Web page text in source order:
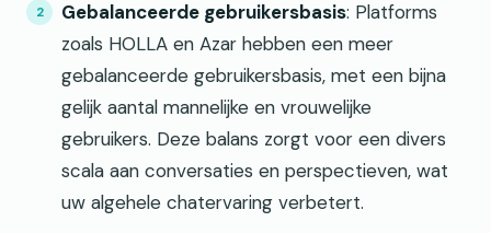
Gebalanceerde gebruikersbasis: Platforms
zoals HOLLA en Azar hebben een meer
gebalanceerde gebruikersbasis, met een bijna
gelijk aantal mannelijke en vrouwelijke
gebruikers. Deze balans zorgt voor een divers
scala aan conversaties en perspectieven, wat
uw algehele chatervaring verbetert.